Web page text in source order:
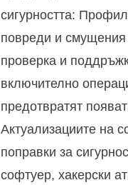
сигурността:
повреди и смущения
проверка и
включително
предотвратят
Актуализациите на
поправки за
софтуер, хакерски